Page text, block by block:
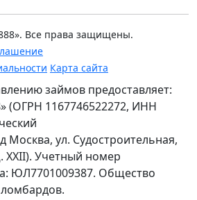
Все права защищены.
Карта сайта
займов предоставляет:
(ОГРН 1167746522272, ИНН
Москва, ул. Судостроительная,
XXII). Учетный номер
ЮЛ7701009387. Общество